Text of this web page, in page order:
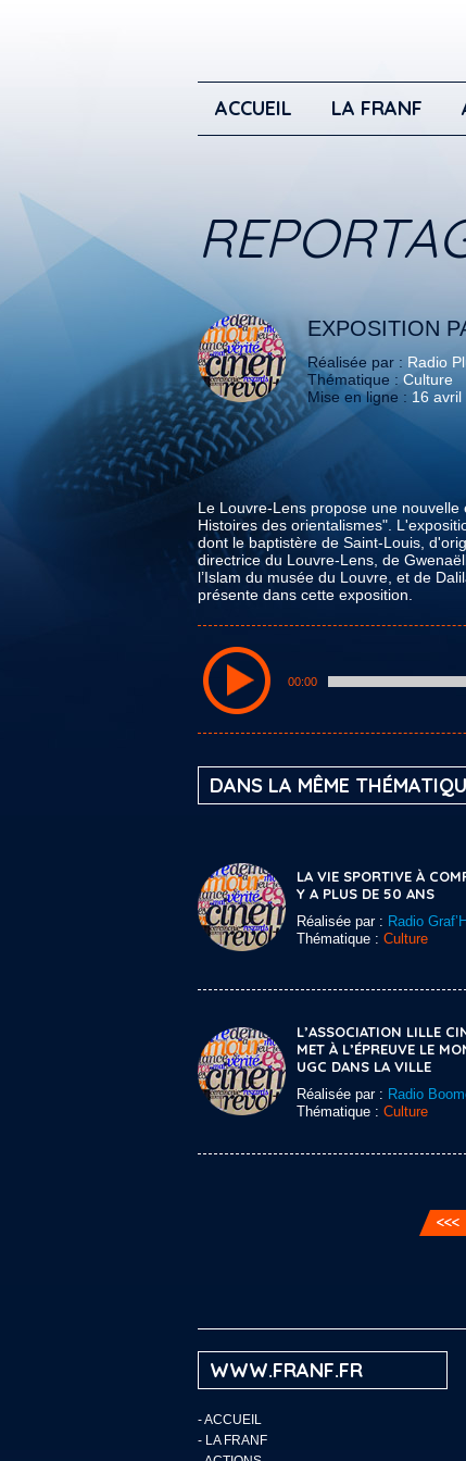
ACCUEIL LA FRANF
EXPOSITION
Réalisée par : Radio
Thématique : Culture
Mise en ligne : 16 avril
Le Louvre-Lens propose une
Histoires des orientalismes".
dont le baptistère de Saint-Louis,
directrice du Louvre-Lens, de
l’Islam du musée du Louvre, et de
présente dans cette exposition.
00:00
DANS LA MÊME
LA VIE SPORTIVE À
Y A PLUS DE 50 ANS
Réalisée par : Radio
Thématique : Culture
L’ASSOCIATION LILLE
MET À L’ÉPREUVE LE
UGC DANS LA VILLE
Réalisée par : Radio
Thématique : Culture
WWW.FRANF.FR
-ACCUEIL
- LA FRANF